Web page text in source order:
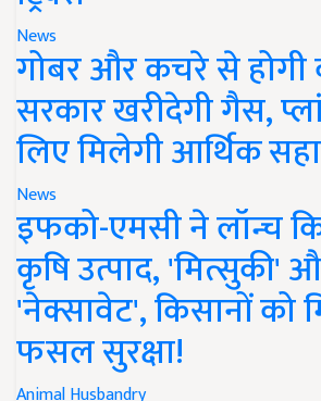
News
गोबर और कचरे से होगी
सरकार खरीदेगी गैस,
लिए मिलेगी आर्थिक
News
इफको-एमसी ने लॉन्च
कृषि उत्पाद, 'मित्सुकी'
'नेक्सावेट', किसानों को
फसल सुरक्षा!